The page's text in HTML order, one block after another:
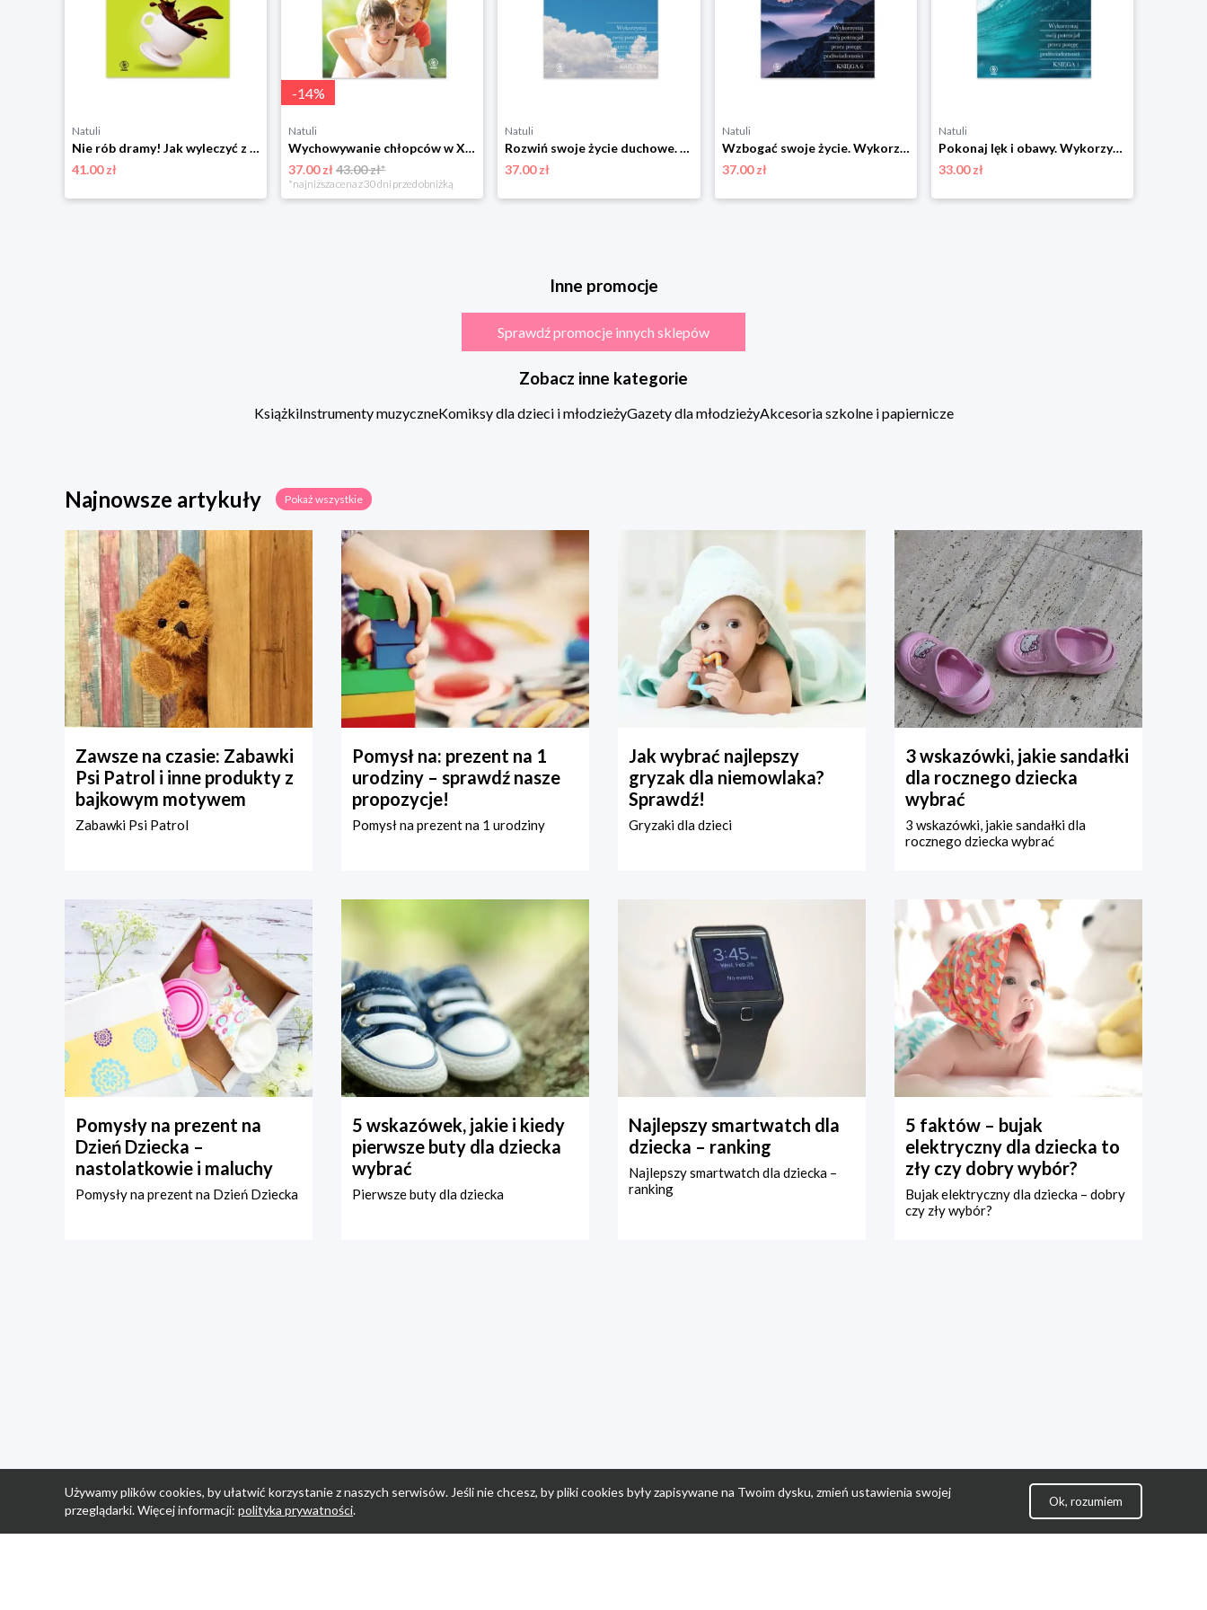
Natuli
Nie rób dramy! Jak wyleczyć z uzależnienia od kryzysu i chaosu siebie oraz innych Rebis
41.00 zł
-14%
Natuli
Wychowywanie chłopców w XXI wieku Rebis
37.00 zł43.00 zł*
*najniższa cena z 30 dni przed obniżką
Natuli
Rozwiń swoje życie duchowe. Wykorzystaj swój potencjał przez potęgę podświadomości Rebis
37.00 zł
Natuli
Wzbogać swoje życie. Wykorzystaj swój potencjał przez potęgę podświadomości Rebis
37.00 zł
Natuli
Pokonaj lęk i obawy. Wykorzystaj swój potencjał przez potęgę podświadomości Rebis
33.00 zł
Inne promocje
Sprawdź promocje innych sklepów
Zobacz inne kategorie
KsiążkiInstrumenty muzyczneKomiksy dla dzieci i młodzieżyGazety dla młodzieżyAkcesoria szkolne i papiernicze
Najnowsze artykuły Pokaż wszystkie
Zawsze na czasie: Zabawki
Psi Patrol i inne produkty z
bajkowym motywem
Zabawki Psi Patrol
Pomysł na: prezent na 1
urodziny – sprawdź nasze
propozycje!
Pomysł na prezent na 1 urodziny
Jak wybrać najlepszy
gryzak dla niemowlaka?
Sprawdź!
Gryzaki dla dzieci
3 wskazówki, jakie sandałki
dla rocznego dziecka
wybrać
3 wskazówki, jakie sandałki dla
rocznego dziecka wybrać
Pomysły na prezent na
Dzień Dziecka –
nastolatkowie i maluchy
Pomysły na prezent na Dzień Dziecka
5 wskazówek, jakie i kiedy
pierwsze buty dla dziecka
wybrać
Pierwsze buty dla dziecka
Najlepszy smartwatch dla
dziecka – ranking
Najlepszy smartwatch dla dziecka –
ranking
5 faktów – bujak
elektryczny dla dziecka to
zły czy dobry wybór?
Bujak elektryczny dla dziecka – dobry
czy zły wybór?
Używamy plików cookies, by ułatwić korzystanie z naszych serwisów. Jeśli nie chcesz, by pliki cookies były zapisywane na Twoim dysku, zmień ustawienia swojej
przeglądarki. Więcej informacji: polityka prywatności.
Ok, rozumiem